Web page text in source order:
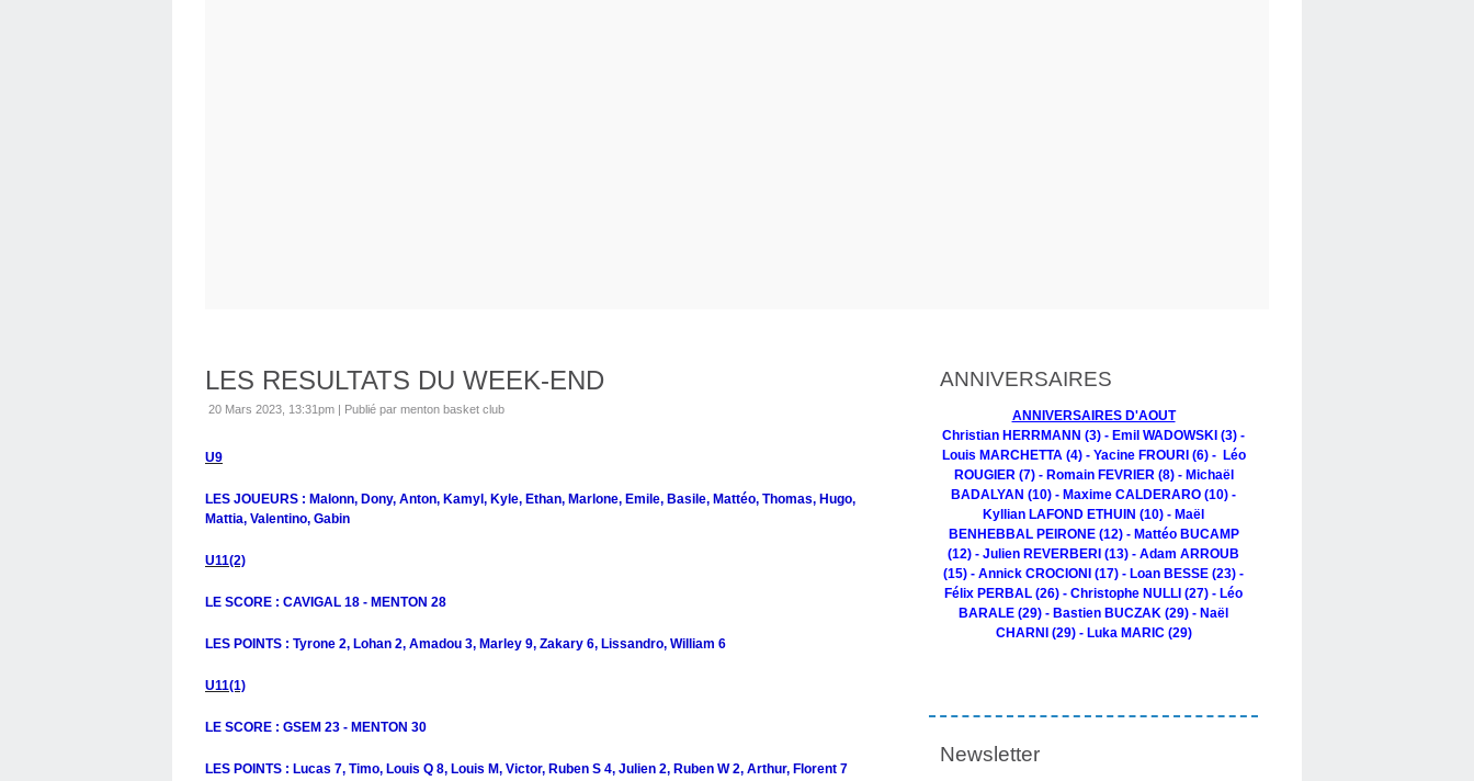
LES RESULTATS DU WEEK-END
20 Mars 2023, 13:31pm | Publié par menton basket club
U9
LES JOUEURS : Malonn, Dony, Anton, Kamyl, Kyle, Ethan, Marlone, Emile, Basile, Mattéo, Thomas, Hugo,
Mattia, Valentino, Gabin
U11(2)
LE SCORE : CAVIGAL 18 - MENTON 28
LES POINTS : Tyrone 2, Lohan 2, Amadou 3, Marley 9, Zakary 6, Lissandro, William 6
U11(1)
LE SCORE : GSEM 23 - MENTON 30
LES POINTS : Lucas 7, Timo, Louis Q 8, Louis M, Victor, Ruben S 4, Julien 2, Ruben W 2, Arthur, Florent 7
ANNIVERSAIRES
ANNIVERSAIRES D'AOUT
Christian HERRMANN (3) - Emil WADOWSKI (3) -
Louis MARCHETTA (4) - Yacine FROURI (6) - Léo
ROUGIER (7) - Romain FEVRIER (8) - Michaël
BADALYAN (10) - Maxime CALDERARO (10) -
Kyllian LAFOND ETHUIN (10) - Maël
BENHEBBAL PEIRONE (12) - Mattéo BUCAMP
(12) - Julien REVERBERI (13) - Adam ARROUB
(15) - Annick CROCIONI (17) - Loan BESSE (23) -
Félix PERBAL (26) - Christophe NULLI (27) - Léo
BARALE (29) - Bastien BUCZAK (29) - Naël
CHARNI (29) - Luka MARIC (29)
Newsletter